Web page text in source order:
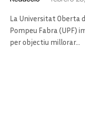
La Universitat Oberta
Pompeu Fabra (UPF)
per objectiu millorar…